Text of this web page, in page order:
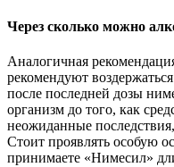
Через сколько можно
Аналогичная
рекомендуют
после последней дозы
организм до того, как
неожиданные
Стоит проявлять особую
принимаете «Нимесил»